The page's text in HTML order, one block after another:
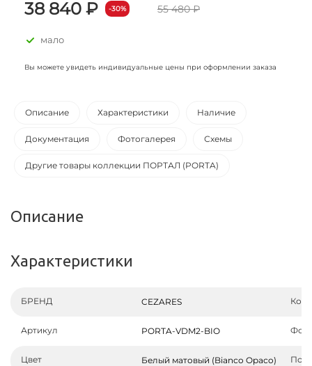
38 840 ₽ -30% 55 480 ₽
мало
Вы можете увидеть индивидуальные цены при оформлении заказа
Описание Характеристики Наличие
Документация Фотогалерея Схемы
Другие товары коллекции ПОРТАЛ (PORTA)
Описание
Характеристики
БРЕНД CEZARES
Артикул PORTA-VDM2-BIO
Цвет Белый матовый (Bianco Opaco)